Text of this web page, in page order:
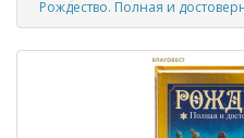
Рождество. Полная и